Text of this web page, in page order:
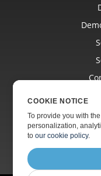
COOKIE NOTICE
To provide you with
personalization,
toour cookie policy.